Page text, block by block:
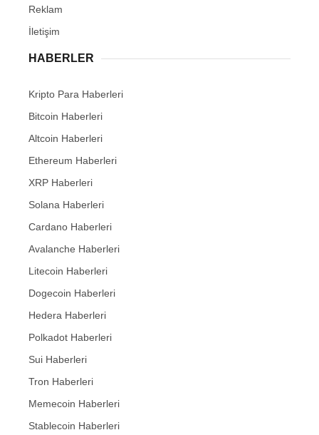
Reklam
İletişim
HABERLER
Kripto Para Haberleri
Bitcoin Haberleri
Altcoin Haberleri
Ethereum Haberleri
XRP Haberleri
Solana Haberleri
Cardano Haberleri
Avalanche Haberleri
Litecoin Haberleri
Dogecoin Haberleri
Hedera Haberleri
Polkadot Haberleri
Sui Haberleri
Tron Haberleri
Memecoin Haberleri
Stablecoin Haberleri